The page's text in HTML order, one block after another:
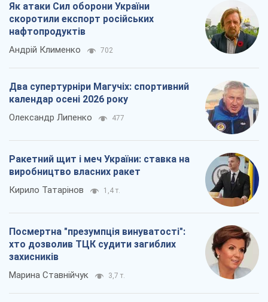
Як атаки Сил оборони України
скоротили експорт російських
нафтопродуктів
Андрій Клименко 702
Два супертурніри Магучіх: спортивний
календар осені 2026 року
Олександр Липенко 477
Ракетний щит і меч України: ставка на
виробництво власних ракет
Кирило Татарінов 1,4 т.
Посмертна "презумпція винуватості":
хто дозволив ТЦК судити загиблих
захисників
Марина Ставнійчук 3,7 т.